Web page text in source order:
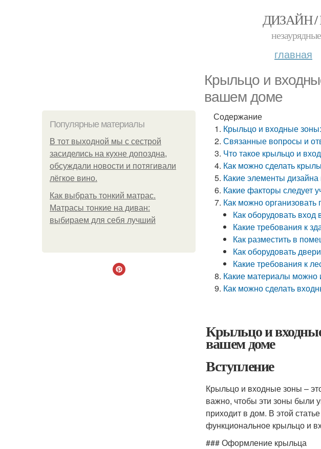
ДИЗАЙН /
главная
Крыльцо и
вашем доме
Популярные материалы
В тот выходной мы с сестрой
засиделись на кухне допоздна,
обсуждали новости и потягивали
лёгкое вино.
Как выбрать тонкий матрас.
Матрасы тонкие на диван:
выбираем для себя лучший
Содержание
Крыльцо и входные
Связанные вопросы и
Что такое крыльцо и
Как можно сделать
Какие элементы
Какие факторы следует
Как можно
Как оборудовать
Какие требования к
Как разместить в
Как оборудовать
Какие требования к
Какие материалы можно
Как можно сделать
Крыльцо и
вашем доме
Вступление
Крыльцо и входные зоны –
важно, чтобы эти зоны были
приходит в дом. В этой
функциональное крыльцо и
### Оформление крыльца